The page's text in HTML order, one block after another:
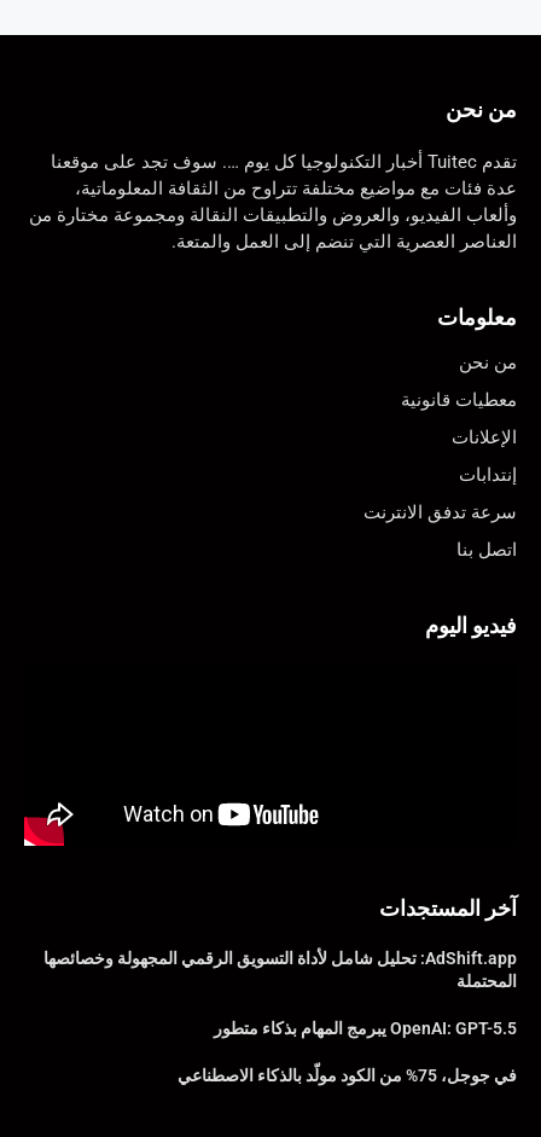
من نحن
تقدم Tuitec أخبار التكنولوجيا كل يوم …. سوف تجد على موقعنا
عدة فئات مع مواضيع مختلفة تتراوح من الثقافة المعلوماتية،
وألعاب الفيديو، والعروض والتطبيقات النقالة ومجموعة مختارة من
العناصر العصرية التي تنضم إلى العمل والمتعة.
معلومات
من نحن
معطيات قانونية
الإعلانات
إنتدابات
سرعة تدفق الانترنت
اتصل بنا
فيديو اليوم
آخر المستجدات
AdShift.app: تحليل شامل لأداة التسويق الرقمي المجهولة وخصائصها
المحتملة
OpenAI: GPT-5.5 يبرمج المهام بذكاء متطور
في جوجل، 75% من الكود مولّد بالذكاء الاصطناعي